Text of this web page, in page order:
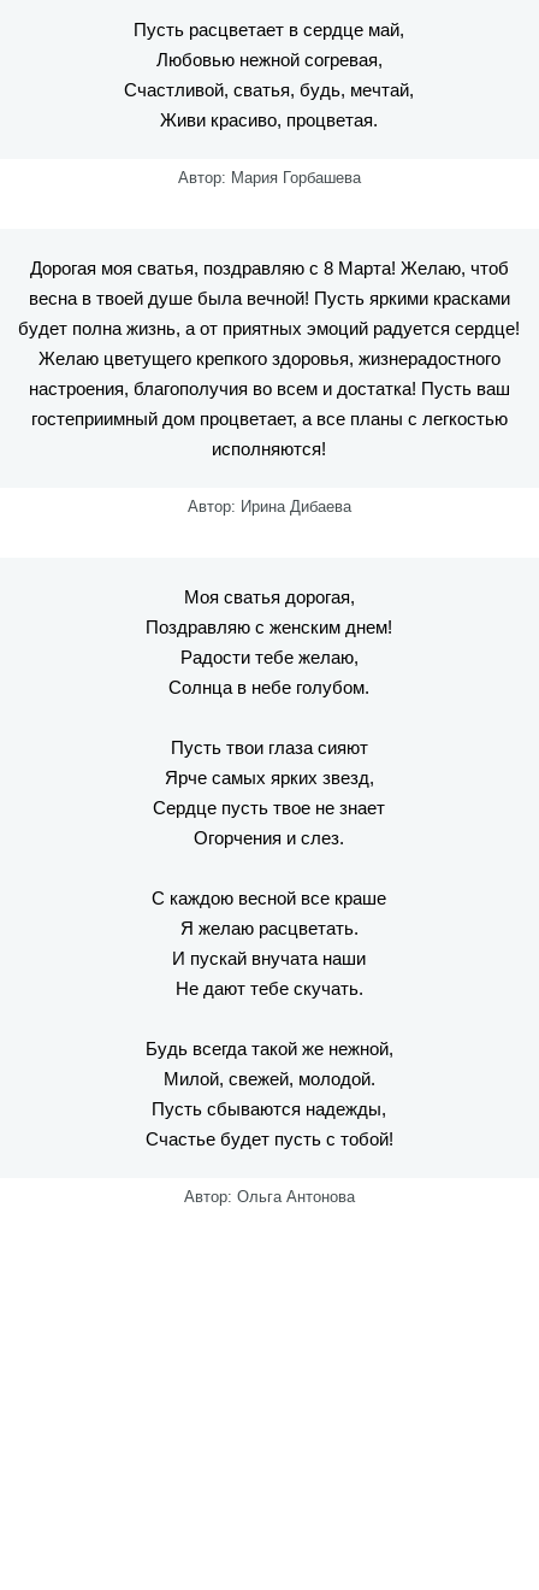
Пусть расцветает в сердце май,
Любовью нежной согревая,
Счастливой, сватья, будь, мечтай,
Живи красиво, процветая.
Автор: Мария Горбашева
Дорогая моя сватья, поздравляю с 8 Марта! Желаю, чтоб
весна в твоей душе была вечной! Пусть яркими красками
будет полна жизнь, а от приятных эмоций радуется сердце!
Желаю цветущего крепкого здоровья, жизнерадостного
настроения, благополучия во всем и достатка! Пусть ваш
гостеприимный дом процветает, а все планы с легкостью
исполняются!
Автор: Ирина Дибаева
Моя сватья дорогая,
Поздравляю с женским днем!
Радости тебе желаю,
Солнца в небе голубом.
Пусть твои глаза сияют
Ярче самых ярких звезд,
Сердце пусть твое не знает
Огорчения и слез.
С каждою весной все краше
Я желаю расцветать.
И пускай внучата наши
Не дают тебе скучать.
Будь всегда такой же нежной,
Милой, свежей, молодой.
Пусть сбываются надежды,
Счастье будет пусть с тобой!
Автор: Ольга Антонова